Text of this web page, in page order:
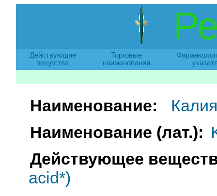
Действующие
вещества
Торговые
наименования
Наименование:
Наименование (лат.):
Действующее
acid*)